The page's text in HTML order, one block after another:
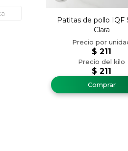
Patitas de pollo IQF
Clara
$ 211
$ 211